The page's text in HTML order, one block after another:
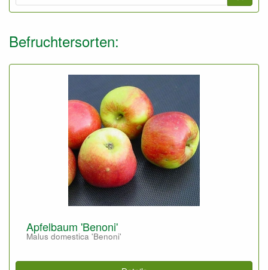
Befruchtersorten:
Apfelbaum 'Benoni'
Malus domestica 'Benoni'